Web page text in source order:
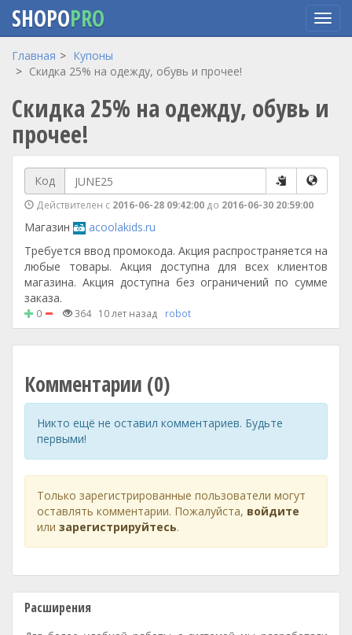
Перейти
содержанию
SHOPOPRO
Главная
Купоны
Скидка 25% на одежду, обувь и прочее!
Скидка 25% на одежду, обувь и
прочее!
Код
Действителен с 2016-06-28 09:42:00 до 2016-06-30 20:59:00
Магазин
acoolakids.ru
Требуется ввод промокода. Акция распространяется на
любые товары. Акция доступна для всех клиентов
магазина. Акция доступна без ограничений по сумме
заказа.
0 364 10 лет назад robot
Комментарии (0)
Никто ещё не оставил комментариев. Будьте
первыми!
Только зарегистрированные пользователи могут
оставлять комментарии. Пожалуйста, войдите
или зарегистрируйтесь.
Расширения